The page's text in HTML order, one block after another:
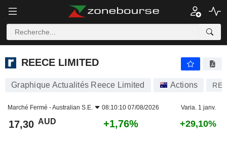
REECE LIMITED
REECE LIMITED
Graphique Actualités Reece Limited Actions REH
Marché Fermé -Australian S.E. 08:10:10 07/08/2026 Varia. 1 janv.
17,30 AUD +1,76% +29,10%